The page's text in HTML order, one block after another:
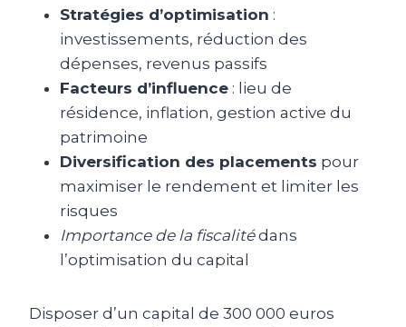
Stratégies d’optimisation :
investissements, réduction des
dépenses, revenus passifs
Facteurs d’influence : lieu de
résidence, inflation, gestion active du
patrimoine
Diversification des placements pour
maximiser le rendement et limiter les
risques
Importance de la fiscalitédans
l’optimisation du capital
Disposer d’un capital de 300 000 euros